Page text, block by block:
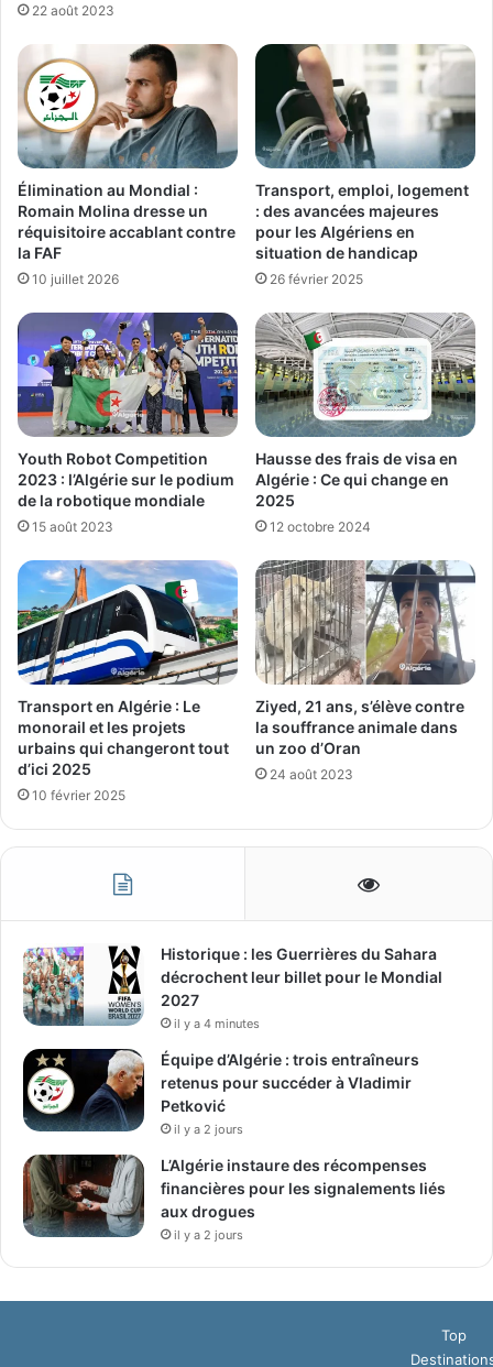
22 août 2023
Élimination au Mondial :
Romain Molina dresse un
réquisitoire accablant contre
la FAF
10 juillet 2026
Transport, emploi, logement
: des avancées majeures
pour les Algériens en
situation de handicap
26 février 2025
Youth Robot Competition
2023 : l’Algérie sur le podium
de la robotique mondiale
15 août 2023
Hausse des frais de visa en
Algérie : Ce qui change en
2025
12 octobre 2024
Transport en Algérie : Le
monorail et les projets
urbains qui changeront tout
d’ici 2025
10 février 2025
Ziyed, 21 ans, s’élève contre
la souffrance animale dans
un zoo d’Oran
24 août 2023
Historique : les Guerrières du Sahara
décrochent leur billet pour le Mondial
2027
il y a 4 minutes
Équipe d’Algérie : trois entraîneurs
retenus pour succéder à Vladimir
Petković
il y a 2 jours
L’Algérie instaure des récompenses
financières pour les signalements liés
aux drogues
il y a 2 jours
Top